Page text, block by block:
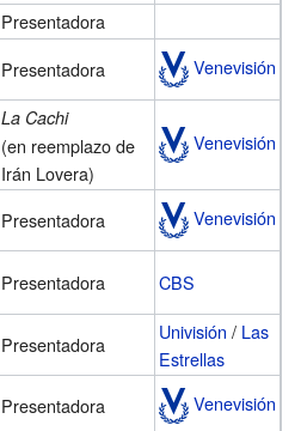
Presentadora
Presentadora Venevisión
La Cachi
(en reemplazo de
Irán Lovera)
Venevisión
Presentadora Venevisión
Presentadora
CBS
Presentadora
Univisión / Las
Estrellas
Presentadora Venevisión